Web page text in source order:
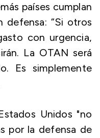
países cumplan
defensa: “Si otros
con urgencia,
La OTAN será
Es simplemente
Unidos "no
por la defensa de